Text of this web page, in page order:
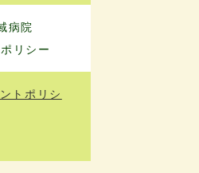
病院
リシー
トポリシ